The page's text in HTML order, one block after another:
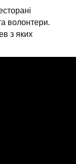
волонтери.
з яких